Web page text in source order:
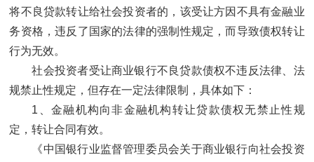
将不良贷款转让给社会投资者的，该受让方因不具有金融业
务资格，违反了国家的法律的强制性规定，而导致债权转让
行为无效。
社会投资者受让商业银行不良贷款债权不违反法律、法
规禁止性规定，但存在一定法律限制，具体如下：
1、金融机构向非金融机构转让贷款债权无禁止性规
定，转让合同有效。
《中国银行业监督管理委员会关于商业银行向社会投资